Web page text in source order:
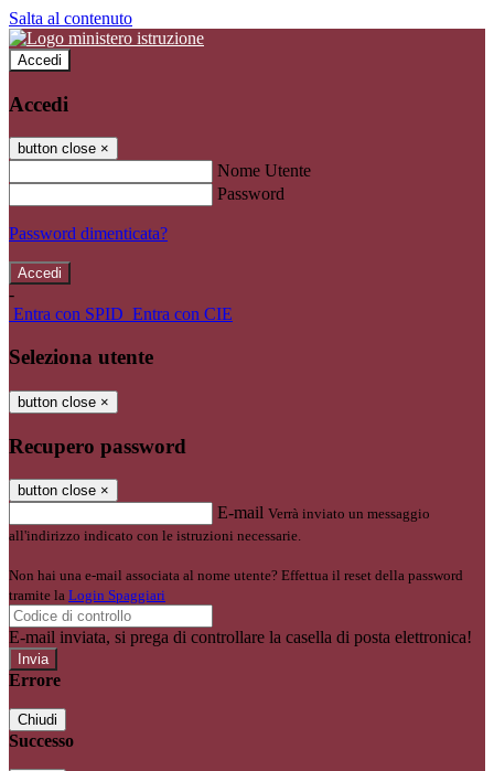
Salta al contenuto
Accedi
Accedi
button close ×
Nome Utente
Password
Password dimenticata?
-
Entra con SPID Entra con CIE
Seleziona utente
button close ×
Recupero password
button close ×
E-mail Verrà inviato un messaggio
all'indirizzo indicato con le istruzioni necessarie.
Non hai una e-mail associata al nome utente? Effettua il reset della password
tramite la Login Spaggiari
E-mail inviata, si prega di controllare la casella di posta elettronica!
Errore
Chiudi
Successo